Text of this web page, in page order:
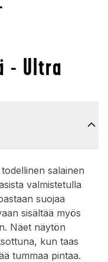
- Ultra
salainen
valmistetulla
suojaa
sisältää myös
Näet näytön
kun taas
tummaa pintaa.